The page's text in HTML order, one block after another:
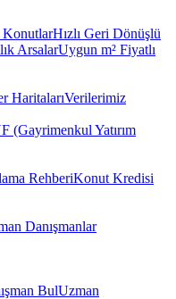
Hızlı Geri Dönüşlü
ArsalarUygun m² Fiyatlı
HaritalarıVerilerimiz
(Gayrimenkul Yatırım
RehberiKonut Kredisi
Danışmanlar
BulUzman